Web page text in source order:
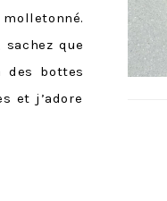
que
des bottes
et j’adore